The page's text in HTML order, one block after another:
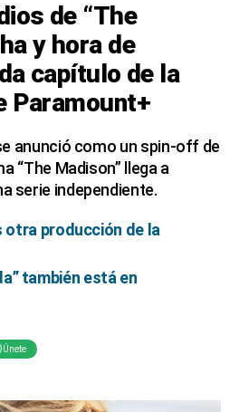
de “The
y hora de
capítulo de la
Paramount+
anunció como un spin-off de
“The Madison” llega a
serie independiente.
otra producción de la
también está en
Únete